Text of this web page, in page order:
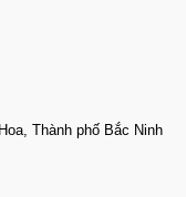
Thành phố Bắc Ninh